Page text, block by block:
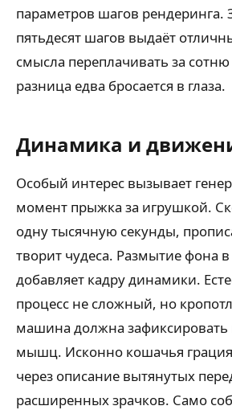
параметров шагов рендеринга.
пятьдесят шагов выдаёт
смысла переплачивать за
разница едва бросается в глаза.
Динамика и
Особый интерес вызывает
момент прыжка за игрушкой.
одну тысячную секунды,
творит чудеса. Размытие фона
добавляет кадру динамики.
процесс не сложный, но
машина должна
мышц. Исконно кошачья грация
через описание вытянутых
расширенных зрачков. Само